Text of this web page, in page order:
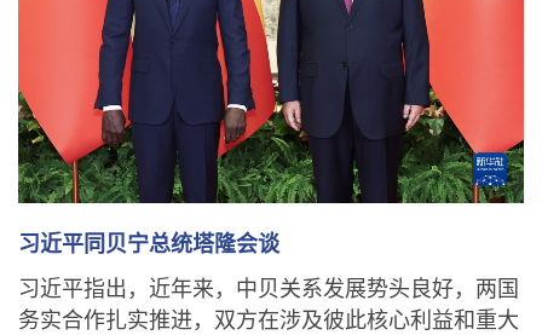
习近平同贝宁总统塔隆会谈
习近平指出，近年来，中贝关系发展势头良好，两国
务实合作扎实推进，双方在涉及彼此核心利益和重大